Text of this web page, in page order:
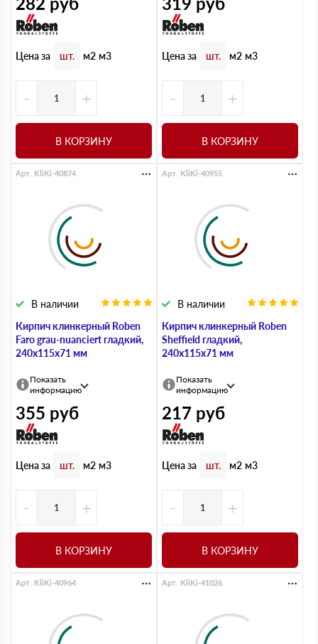
Цена за шт. м2 м3
- +
В КОРЗИНУ
Цена за шт. м2 м3
- +
В КОРЗИНУ
Кирпич клинкерный Roben
Faro grau-nuanciert гладкий,
240х115х71 мм
В наличии
Арт. KliKi-40874
Показать
информацию
355 руб
Цена за шт. м2 м3
- +
В КОРЗИНУ
Кирпич клинкерный Roben
Sheffield гладкий,
240х115х71 мм
В наличии
Арт. KliKi-40955
Показать
информацию
217 руб
Цена за шт. м2 м3
- +
В КОРЗИНУ
Арт. KliKi-40964 Арт. KliKi-41026